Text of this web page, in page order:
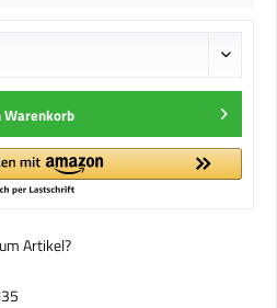
Warenkorb
Artikel?